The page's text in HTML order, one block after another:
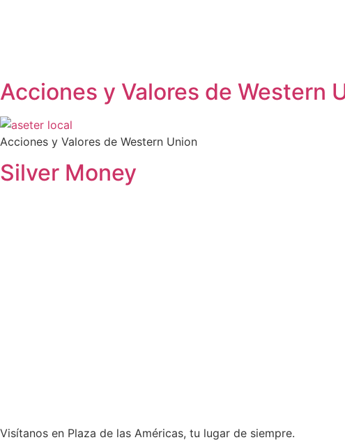
Acciones y Valores de Western
Acciones y Valores de Western Union
Silver Money
Visítanos en Plaza de las Américas, tu lugar de siempre.